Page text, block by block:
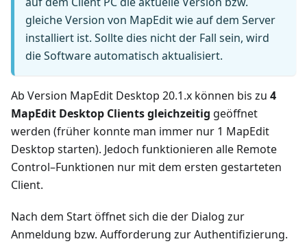
gleiche Version von MapEdit wie auf dem Server
installiert ist. Sollte dies nicht der Fall sein, wird
die Software automatisch aktualisiert.
Ab Version MapEdit Desktop 20.1.x können bis zu 4
MapEdit Desktop Clients gleichzeitig geöffnet
werden (früher konnte man immer nur 1 MapEdit
Desktop starten). Jedoch funktionieren alle Remote
Control–Funktionen nur mit dem ersten gestarteten
Client.
Nach dem Start öffnet sich die der Dialog zur
Anmeldung bzw. Aufforderung zur Authentifizierung.